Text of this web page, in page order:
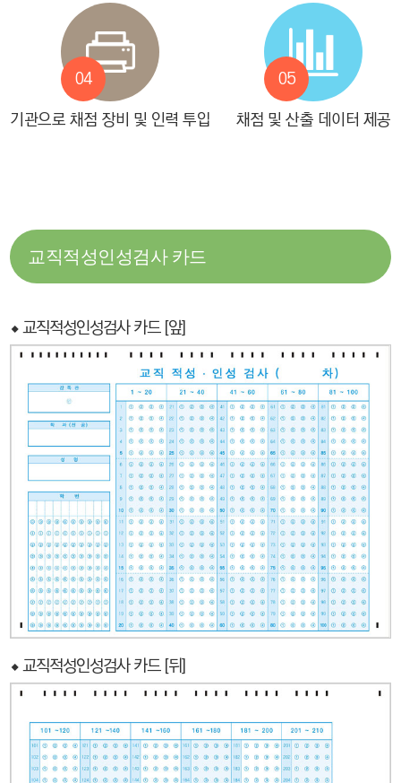
04
기관으로 채점 장비 및 인력 투입
05
채점 및 산출 데이터 제공
교직적성인성검사 카드
⬥ 교직적성인성검사 카드 [앞]
⬥ 교직적성인성검사 카드 [뒤]